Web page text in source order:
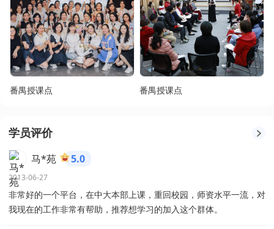
番禺授课点 番禺授课点
学员评价
马*苑 5.0
2013-06-27
非常好的一个平台，在中大本部上课，重回校园，师资水平一流，对
我现在的工作非常有帮助，推荐想学习的加入这个群体。